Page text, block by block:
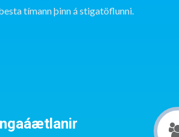
tímann þinn á stigatöflunni.